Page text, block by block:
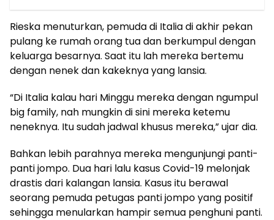
Rieska menuturkan, pemuda di Italia di akhir pekan
pulang ke rumah orang tua dan berkumpul dengan
keluarga besarnya. Saat itu lah mereka bertemu
dengan nenek dan kakeknya yang lansia.
“Di Italia kalau hari Minggu mereka dengan ngumpul
big family, nah mungkin di sini mereka ketemu
neneknya. Itu sudah jadwal khusus mereka,” ujar dia.
Bahkan lebih parahnya mereka mengunjungi panti-
panti jompo. Dua hari lalu kasus Covid-19 melonjak
drastis dari kalangan lansia. Kasus itu berawal
seorang pemuda petugas panti jompo yang positif
sehingga menularkan hampir semua penghuni panti.